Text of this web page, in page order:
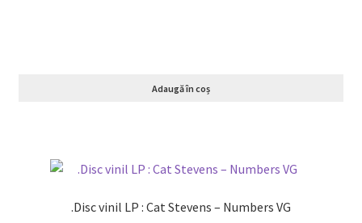
Adaugă în coș
.Disc vinil LP : Cat Stevens – Numbers VG